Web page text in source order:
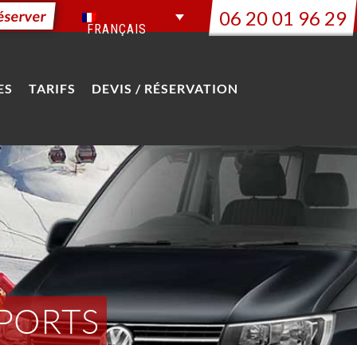
FRANÇAIS 06 20 01 96 29
TARIFS DEVIS / RÉSERVATION